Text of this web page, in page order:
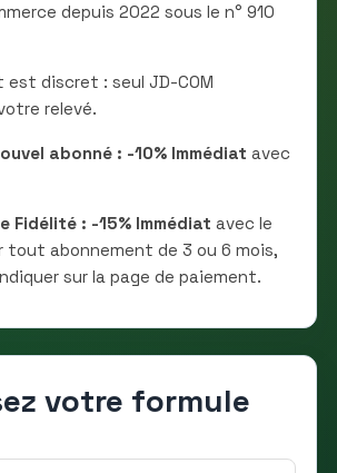
depuis 2022 sous le n° 910
est discret : seul JD-COM
relevé.
abonné : -10% Immédiat avec
Fidélité : -15% Immédiat avec le
tout abonnement de 3 ou 6 mois,
sur la page de paiement.
votre formule